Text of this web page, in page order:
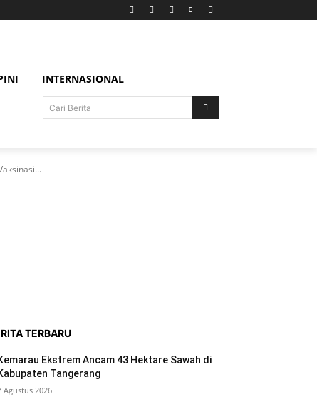
INTERNASIONAL
Cari Berita
TERBARU
Ekstrem Ancam 43 Hektare Sawah di
Tangerang
Agustus 2026